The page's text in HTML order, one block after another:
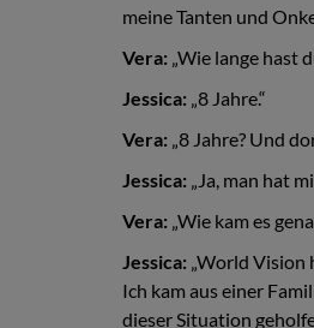
meine Tanten und
Vera: „Wie lange hast
Jessica: „8 Jahre.“
Vera: „8 Jahre? Und
Jessica: „Ja, man hat
Vera: „Wie kam es
Jessica: „World Vision
Ich kam aus einer
dieser Situation